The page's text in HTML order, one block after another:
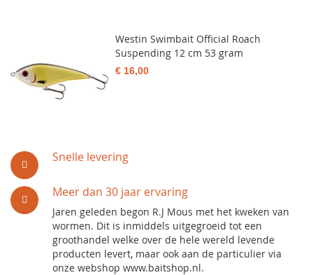
Snelle levering
Meer dan 30 jaar ervaring
Jaren geleden begon R.J Mous met het kweken van
wormen. Dit is inmiddels uitgegroeid tot een
groothandel welke over de hele wereld levende
producten levert, maar ook aan de particulier via
onze webshop www.baitshop.nl.
Westin Swimbait Official Roach
Suspending 12 cm 53 gram
€ 16,00